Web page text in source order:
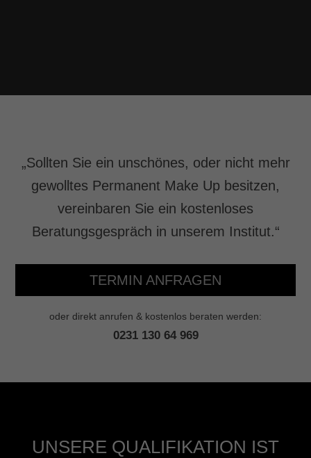
„Sollten Sie ein unschönes, oder nicht mehr
gewolltes Permanent Make Up besitzen,
vereinbaren Sie ein kostenloses
Beratungsgespräch in unserem Institut.“
TERMIN ANFRAGEN
oder direkt anrufen & kostenlos beraten werden:
0231 130 64 969
UNSERE QUALIFIKATION IST